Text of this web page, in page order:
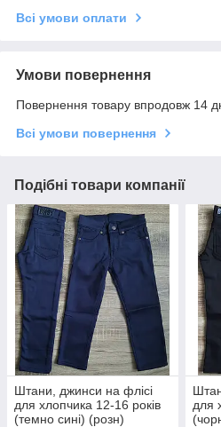
Всі умови оплати
Умови повернення
Повернення товару впродовж 14
Всі умови повернення
Подібні товари компанії
Штани, джинси на флісі
для хлопчика 12-16 років
(темно сині) (розн)
для